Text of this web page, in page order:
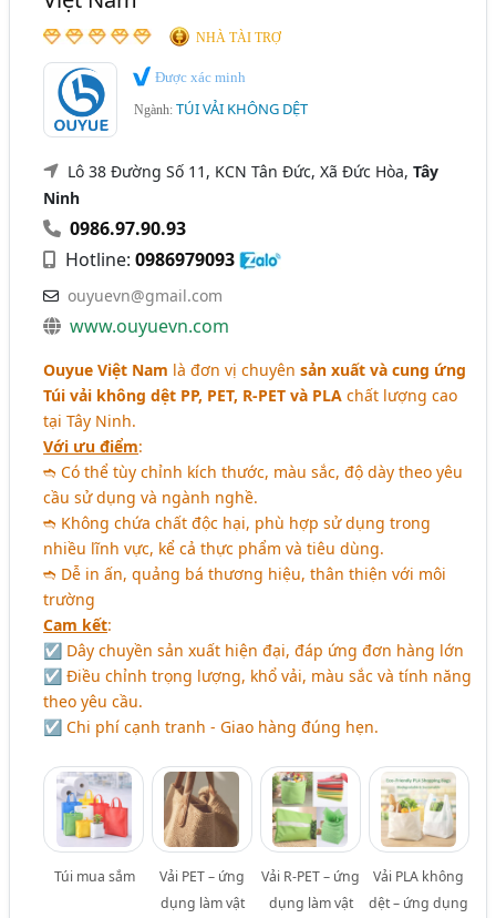
NHÀ TÀI TRỢ
Được xác minh
Ngành:TÚI VẢI KHÔNG DỆT
Lô 38 Đường Số 11, KCN Tân Đức, Xã Đức Hòa,Tây
Ninh
0986.97.90.93
Hotline:0986979093
ouyuevn@gmail.com
www.ouyuevn.com
Ouyue Việt Nam là đơn vị chuyênsản xuất và cung ứng
Túi vải không dệt PP, PET, R-PET và PLAchất lượng cao
tại Tây Ninh.
Với ưu điểm:
➬ Có thể tùy chỉnh kích thước, màu sắc, độ dày theo yêu
cầu sử dụng và ngành nghề.
➬ Không chứa chất độc hại, phù hợp sử dụng trong
nhiều lĩnh vực, kể cả thực phẩm và tiêu dùng.
➬ Dễ in ấn, quảng bá thương hiệu, thân thiện với môi
trường
Cam kết:
☑ Dây chuyền sản xuất hiện đại, đáp ứng đơn hàng lớn
☑ Điều chỉnh trọng lượng, khổ vải, màu sắc và tính năng
theo yêu cầu.
☑ Chi phí cạnh tranh - Giao hàng đúng hẹn.
Túi mua sắm
Vải PET – ứng
dụng làm vật
Vải R-PET – ứng
dụng làm vật
Vải PLA không
dệt – ứng dụng